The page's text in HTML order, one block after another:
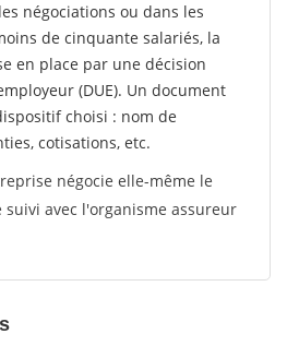
négociations ou dans les
de cinquante salariés, la
en place par une décision
(DUE). Un document
choisi : nom de
cotisations, etc.
négocie elle-même le
avec l'organisme assureur